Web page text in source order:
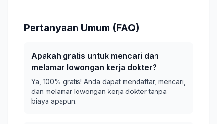
Pertanyaan Umum (FAQ)
Apakah gratis untuk mencari dan
melamar lowongan kerja dokter?
Ya, 100% gratis! Anda dapat mendaftar, mencari,
dan melamar lowongan kerja dokter tanpa
biaya apapun.